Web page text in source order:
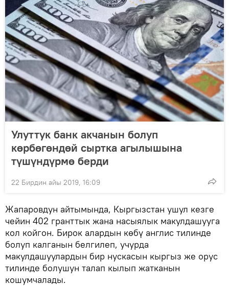
Улуттук банк акчанын болуп
көрбөгөндөй сыртка агылышына
түшүндүрмө берди
22 Бирдин айы 2019, 16:09
Жапаровдун айтымында, Кыргызстан ушул кезге
чейин 402 гранттык жана насыялык макулдашууга
кол койгон. Бирок алардын көбү англис тилинде
болуп калганын белгилеп, учурда
макулдашуулардын бир нускасын кыргыз же орус
тилинде болушун талап кылып жатканын
кошумчалады.